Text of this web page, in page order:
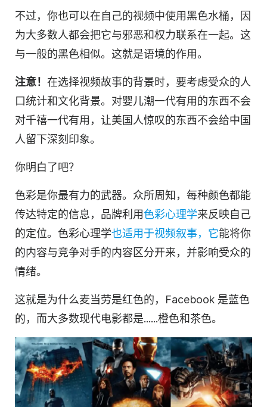
不过，你也可以在自己的视频中使用黑色水桶，因
为大多数人都会把它与邪恶和权力联系在一起。这
与一般的黑色相似。这就是语境的作用。
注意！ 在选择视频故事的背景时，要考虑受众的人
口统计和文化背景。对婴儿潮一代有用的东西不会
对千禧一代有用，让美国人惊叹的东西不会给中国
人留下深刻印象。
你明白了吧？
色彩是你最有力的武器。众所周知，每种颜色都能
传达特定的信息，品牌利用色彩心理学来反映自己
的定位。色彩心理学也适用于视频叙事，它能将你
的内容与竞争对手的内容区分开来，并影响受众的
情绪。
这就是为什么麦当劳是红色的，Facebook 是蓝色
的，而大多数现代电影都是......橙色和茶色。